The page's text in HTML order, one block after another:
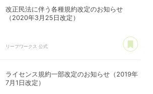
改正民法に伴う各種規約改定のお知らせ
（2020年3月25日改定）
リーフワークス 公式
ライセンス規約一部改定のお知らせ（2019年
7月1日改定）